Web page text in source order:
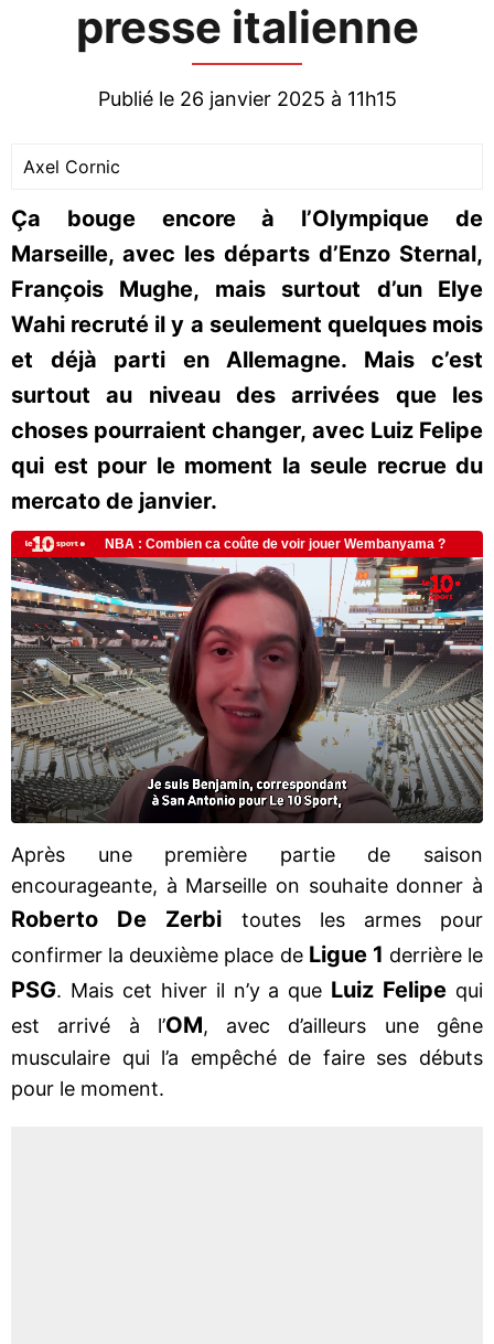
presse italienne
Publié le 26 janvier 2025 à 11h15
Axel Cornic
Ça bouge encore à l’Olympique de
Marseille, avec les départs d’Enzo Sternal,
François Mughe, mais surtout d’un Elye
Wahi recruté il y a seulement quelques mois
et déjà parti en Allemagne. Mais c’est
surtout au niveau des arrivées que les
choses pourraient changer, avec Luiz Felipe
qui est pour le moment la seule recrue du
mercato de janvier.
Après une première partie de saison
encourageante, à Marseille on souhaite donner à
Roberto De Zerbi toutes les armes pour
confirmer la deuxième place de Ligue 1 derrière le
PSG. Mais cet hiver il n’y a que Luiz Felipe qui
est arrivé à l’OM, avec d’ailleurs une gêne
musculaire qui l’a empêché de faire ses débuts
pour le moment.